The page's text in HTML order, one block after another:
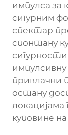
импулса за
сигурним
спектар
спонтану
привлачни
остану
куповине на